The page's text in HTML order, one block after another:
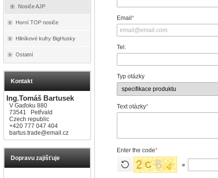
Nosiče AJP
Horní TOP nosiče
Hliníkové kufry BigHusky
Ostatní
Kontakt
Ing.Tomáš Bartusek
V Gaďoku 880
73541 Petřvald
Czech republic
+420 777 047 404
bartus.trade@email.cz
Dopravu zajišťuje
Email*
Tel.
Typ otázky
Text otázky*
Enter the code*
»